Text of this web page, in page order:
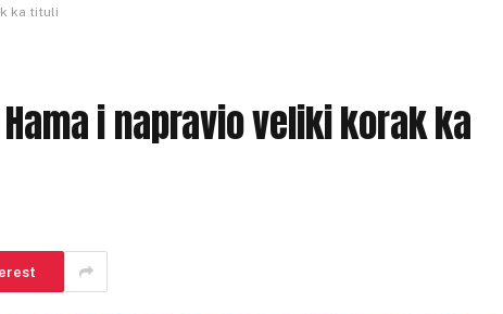
ka tituli
i napravio veliki korak ka